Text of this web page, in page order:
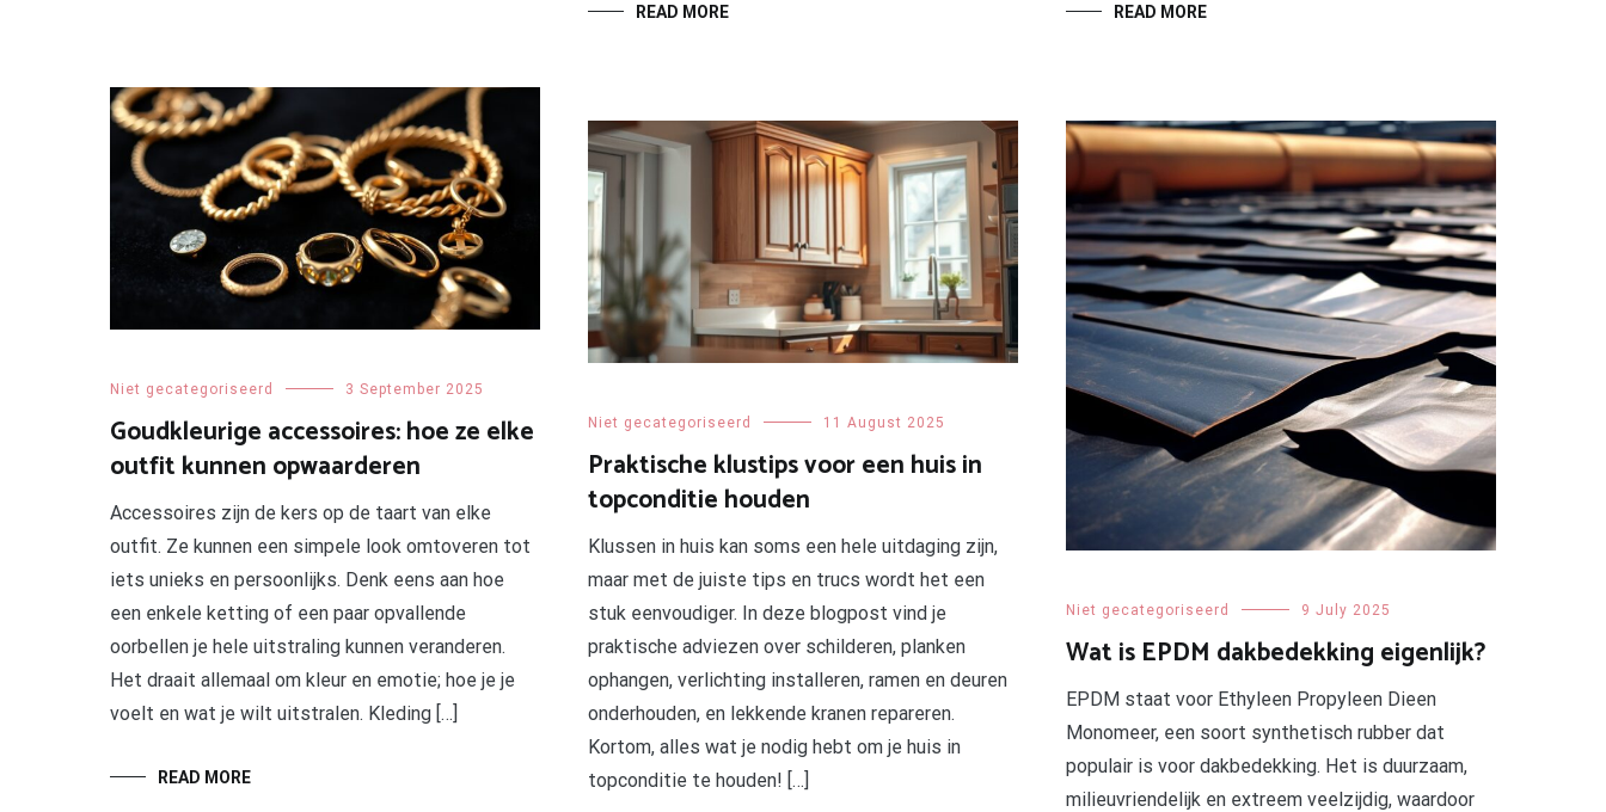
READ MORE READ MORE
Niet gecategoriseerd 3 September 2025
Goudkleurige accessoires: hoe ze elke
outfit kunnen opwaarderen
Accessoires zijn de kers op de taart van elke
outfit. Ze kunnen een simpele look omtoveren tot
iets unieks en persoonlijks. Denk eens aan hoe
een enkele ketting of een paar opvallende
oorbellen je hele uitstraling kunnen veranderen.
Het draait allemaal om kleur en emotie; hoe je je
voelt en wat je wilt uitstralen. Kleding […]
READ MORE
Niet gecategoriseerd 11 August 2025
Praktische klustips voor een huis in
topconditie houden
Klussen in huis kan soms een hele uitdaging zijn,
maar met de juiste tips en trucs wordt het een
stuk eenvoudiger. In deze blogpost vind je
praktische adviezen over schilderen, planken
ophangen, verlichting installeren, ramen en deuren
onderhouden, en lekkende kranen repareren.
Kortom, alles wat je nodig hebt om je huis in
topconditie te houden! […]
Niet gecategoriseerd 9 July 2025
Wat is EPDM dakbedekking eigenlijk?
EPDM staat voor Ethyleen Propyleen Dieen
Monomeer, een soort synthetisch rubber dat
populair is voor dakbedekking. Het is duurzaam,
milieuvriendelijk en extreem veelzijdig, waardoor